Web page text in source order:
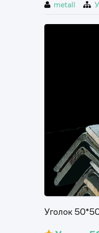
metall
Уголок